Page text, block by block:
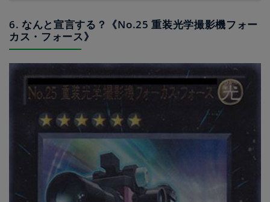
6. なんと宣言する？《No.25 重装光学撮影機フォー
カス・フォース》